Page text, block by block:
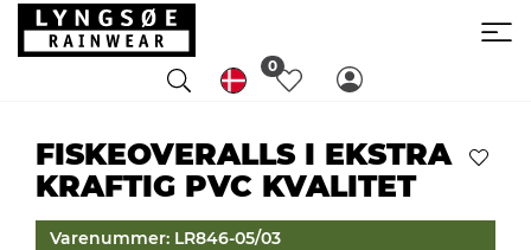
0
FISKEOVERALLS I EKSTRA
KRAFTIG PVC KVALITET
Varenummer: LR846-05/03